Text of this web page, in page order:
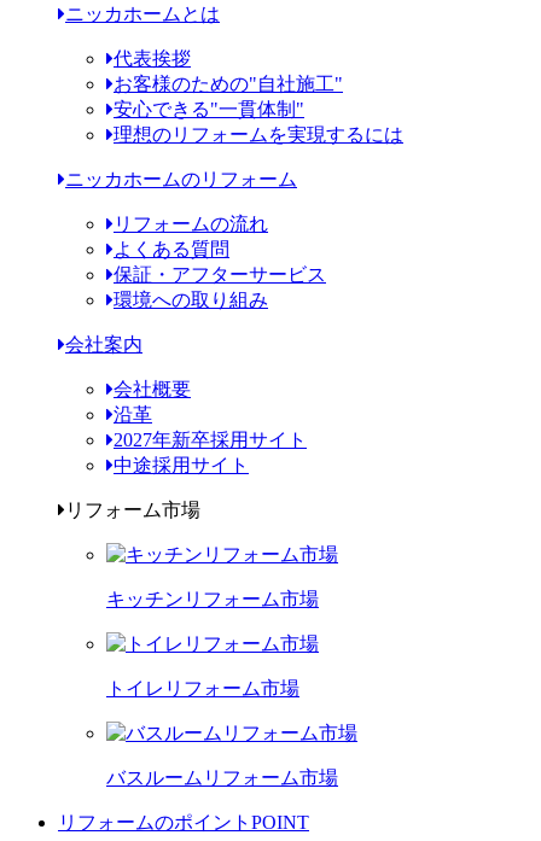
ニッカホームとは
代表挨拶
お客様のための"自社施工"
安心できる"一貫体制"
理想のリフォームを実現するには
ニッカホームのリフォーム
リフォームの流れ
よくある質問
保証・アフターサービス
環境への取り組み
会社案内
会社概要
沿革
2027年新卒採用サイト
中途採用サイト
リフォーム市場
キッチンリフォーム市場
トイレリフォーム市場
バスルームリフォーム市場
リフォームのポイント POINT